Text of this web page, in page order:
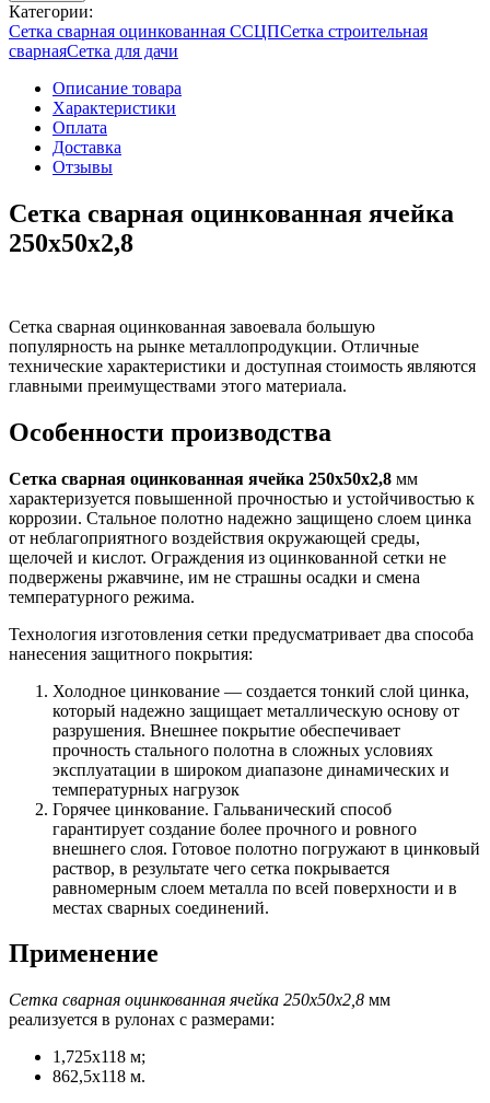
Категории:
Сетка сварная оцинкованная ССЦПСетка строительная
сварнаяСетка для дачи
Описание товара
Характеристики
Оплата
Доставка
Отзывы
Сетка сварная оцинкованная ячейка
250х50х2,8
Сетка сварная оцинкованная завоевала большую
популярность на рынке металлопродукции. Отличные
технические характеристики и доступная стоимость являются
главными преимуществами этого материала.
Особенности производства
Сетка сварная оцинкованная ячейка 250х50х2,8 мм
характеризуется повышенной прочностью и устойчивостью к
коррозии. Стальное полотно надежно защищено слоем цинка
от неблагоприятного воздействия окружающей среды,
щелочей и кислот. Ограждения из оцинкованной сетки не
подвержены ржавчине, им не страшны осадки и смена
температурного режима.
Технология изготовления сетки предусматривает два способа
нанесения защитного покрытия:
Холодное цинкование — создается тонкий слой цинка,
который надежно защищает металлическую основу от
разрушения. Внешнее покрытие обеспечивает
прочность стального полотна в сложных условиях
эксплуатации в широком диапазоне динамических и
температурных нагрузок
Горячее цинкование. Гальванический способ
гарантирует создание более прочного и ровного
внешнего слоя. Готовое полотно погружают в цинковый
раствор, в результате чего сетка покрывается
равномерным слоем металла по всей поверхности и в
местах сварных соединений.
Применение
Сетка сварная оцинкованная ячейка 250х50х2,8 мм
реализуется в рулонах с размерами:
1,725х118 м;
862,5х118 м.